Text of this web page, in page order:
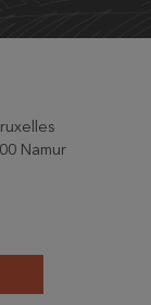
Namur